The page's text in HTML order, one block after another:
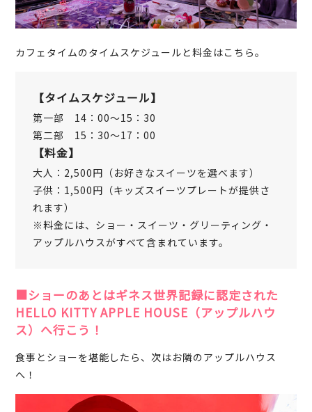
カフェタイムのタイムスケジュールと料金はこちら。
【タイムスケジュール】
第一部 14：00～15：30
第二部 15：30～17：00
【料金】
大人：2,500円（お好きなスイーツを選べます）
子供：1,500円（キッズスイーツプレートが提供さ
れます）
※料金には、ショー・スイーツ・グリーティング・
アップルハウスがすべて含まれています。
■ショーのあとはギネス世界記録に認定された
HELLO KITTY APPLE HOUSE（アップルハウ
ス）へ行こう！
食事とショーを堪能したら、次はお隣のアップルハウス
へ！